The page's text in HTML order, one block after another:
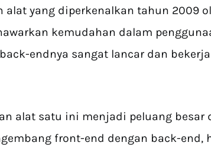
alat yang diperkenalkan tahun 2009
kemudahan dalam
endnya sangat lancar dan
alat satu ini menjadi peluang besar
front-end dengan back-end,